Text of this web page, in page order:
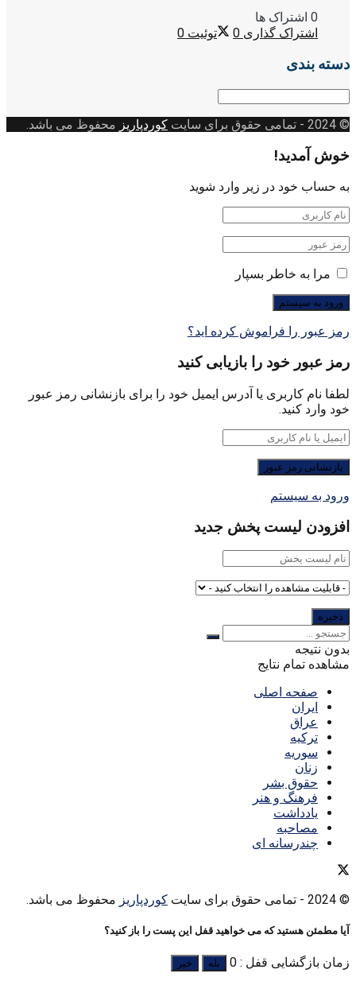
0 اشتراک ها
اشتراک گذاری 0 توئیت 0
دسته بندی
دسته
© 2024
- تمامی حقوق برای سایت کوردپاریز محفوظ می باشد.
خوش آمدید!
به حساب خود در زیر وارد شوید
مرا به خاطر بسپار
رمز عبور را فراموش کرده اید؟
رمز عبور خود را بازیابی کنید
لطفا نام کاربری یا آدرس ایمیل خود را برای بازنشانی رمز عبور
خود وارد کنید.
ورود به سیستم
افزودن لیست پخش جدید
بدون نتیجه
مشاهده تمام نتایج
صفحه اصلی
ایران
عراق
ترکیه
سوریه
زنان
حقوق بشر
فرهنگ و هنر
یادداشت
مصاحبه
چندرسانه ای
© 2024 - تمامی حقوق برای سایت کوردپاریز محفوظ می باشد.
آیا مطمئن هستید که می خواهید قفل این پست را باز کنید؟
زمان بازگشایی قفل : 0 بله خیر